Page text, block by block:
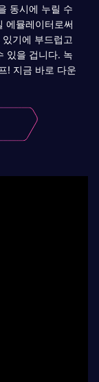
동시에 누릴 수
에뮬레이터로써
기에 부드럽고
있을 겁니다. 녹
! 지금 바로 다운